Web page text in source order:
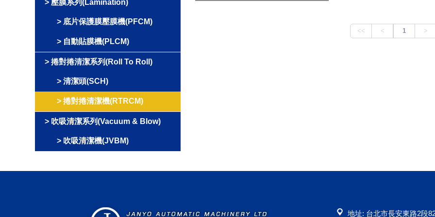
壓膜系列(Lamination)
底片保護膜壓膜機(PFCM)
自動貼膜機(PLCM)
捲對捲清潔系列(Roll To Roll)
清潔頭(SCH)
捲對捲清潔機(RTRCM)
吹吸清潔系列(Vacuum & Blow)
吹吸清潔機(JVBM)
地址: 台北市長安東路2段